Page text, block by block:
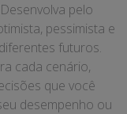
Desenvolva pelo
pessimista e
futuros.
cada cenário,
que você
desempenho ou